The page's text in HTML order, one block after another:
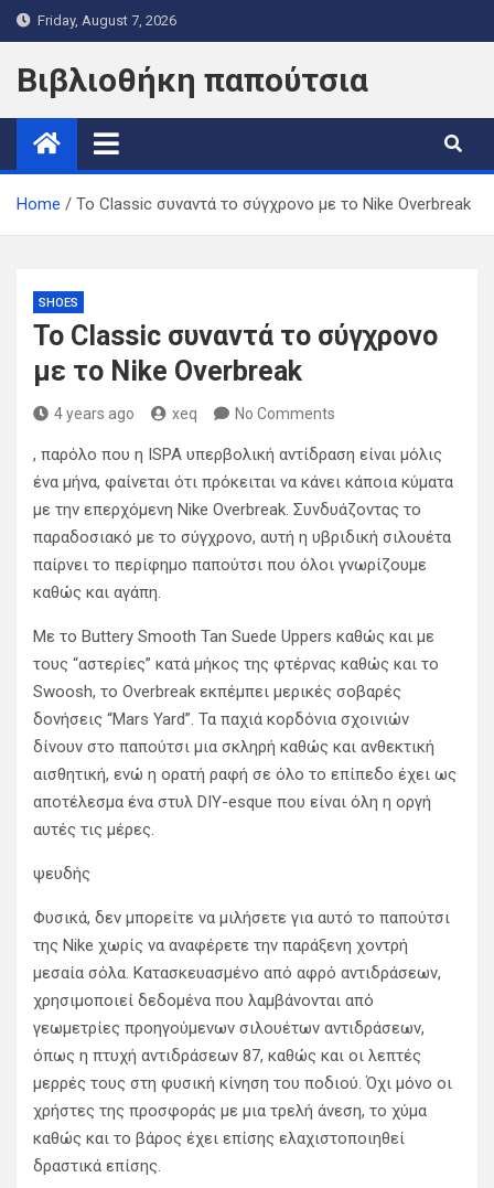
Skip
to
content
Friday, August 7, 2026
Βιβλιοθήκη παπούτσια
Home Το Classic συναντά το σύγχρονο με το Nike Overbreak
SHOES
Το Classic συναντά το σύγχρονο
με το Nike Overbreak
4 years ago xeq No Comments
, παρόλο που η ISPA υπερβολική αντίδραση είναι μόλις
ένα μήνα, φαίνεται ότι πρόκειται να κάνει κάποια κύματα
με την επερχόμενη Nike Overbreak. Συνδυάζοντας το
παραδοσιακό με το σύγχρονο, αυτή η υβριδική σιλουέτα
παίρνει το περίφημο παπούτσι που όλοι γνωρίζουμε
καθώς και αγάπη.
Με το Buttery Smooth Tan Suede Uppers καθώς και με
τους “αστερίες” κατά μήκος της φτέρνας καθώς και το
Swoosh, το Overbreak εκπέμπει μερικές σοβαρές
δονήσεις “Mars Yard”. Τα παχιά κορδόνια σχοινιών
δίνουν στο παπούτσι μια σκληρή καθώς και ανθεκτική
αισθητική, ενώ η ορατή ραφή σε όλο το επίπεδο έχει ως
αποτέλεσμα ένα στυλ DIY-esque που είναι όλη η οργή
αυτές τις μέρες.
ψευδής
Φυσικά, δεν μπορείτε να μιλήσετε για αυτό το παπούτσι
της Nike χωρίς να αναφέρετε την παράξενη χοντρή
μεσαία σόλα. Κατασκευασμένο από αφρό αντιδράσεων,
χρησιμοποιεί δεδομένα που λαμβάνονται από
γεωμετρίες προηγούμενων σιλουέτων αντιδράσεων,
όπως η πτυχή αντιδράσεων 87, καθώς και οι λεπτές
μερρές τους στη φυσική κίνηση του ποδιού. Όχι μόνο οι
χρήστες της προσφοράς με μια τρελή άνεση, το χύμα
καθώς και το βάρος έχει επίσης ελαχιστοποιηθεί
δραστικά επίσης.